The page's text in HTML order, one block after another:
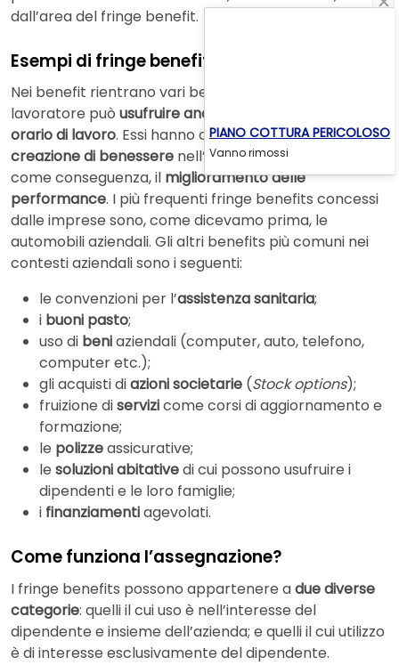
dall’area del fringe benefit.
Esempi di fringe benefits
Nei benefit rientrano vari beni e servizi di cui un
lavoratore può usufruire anche fuori dal proprio
orario di lavoro. Essi hanno come fine ultimo la
creazione di benessere nell’ambiente lavorativo e,
come conseguenza, il miglioramento delle
performance. I più frequenti fringe benefits concessi
dalle imprese sono, come dicevamo prima, le
automobili aziendali. Gli altri benefits più comuni nei
contesti aziendali sono i seguenti:
le convenzioni per l’assistenza sanitaria;
i buoni pasto;
uso di beniaziendali (computer, auto, telefono,
computer etc.);
gli acquisti diazioni societarie (Stock options);
fruizione diservizicome corsi di aggiornamento e
formazione;
le polizzeassicurative;
le soluzioni abitativedi cui possono usufruire i
dipendenti e le loro famiglie;
i finanziamentiagevolati.
Come funziona l’assegnazione?
I fringe benefits possono appartenere adue diverse
categorie: quelli il cui uso è nell’interesse del
dipendente e insieme dell’azienda; e quelli il cui utilizzo
è di interesse esclusivamente del dipendente.
PIANO COTTURA PERICOLOSO
Vanno rimossi